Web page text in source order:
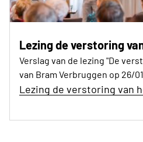
Lezing de verstoring
Verslag van de lezing "De
van Bram Verbruggen op 26/
Lezing de verstoring van